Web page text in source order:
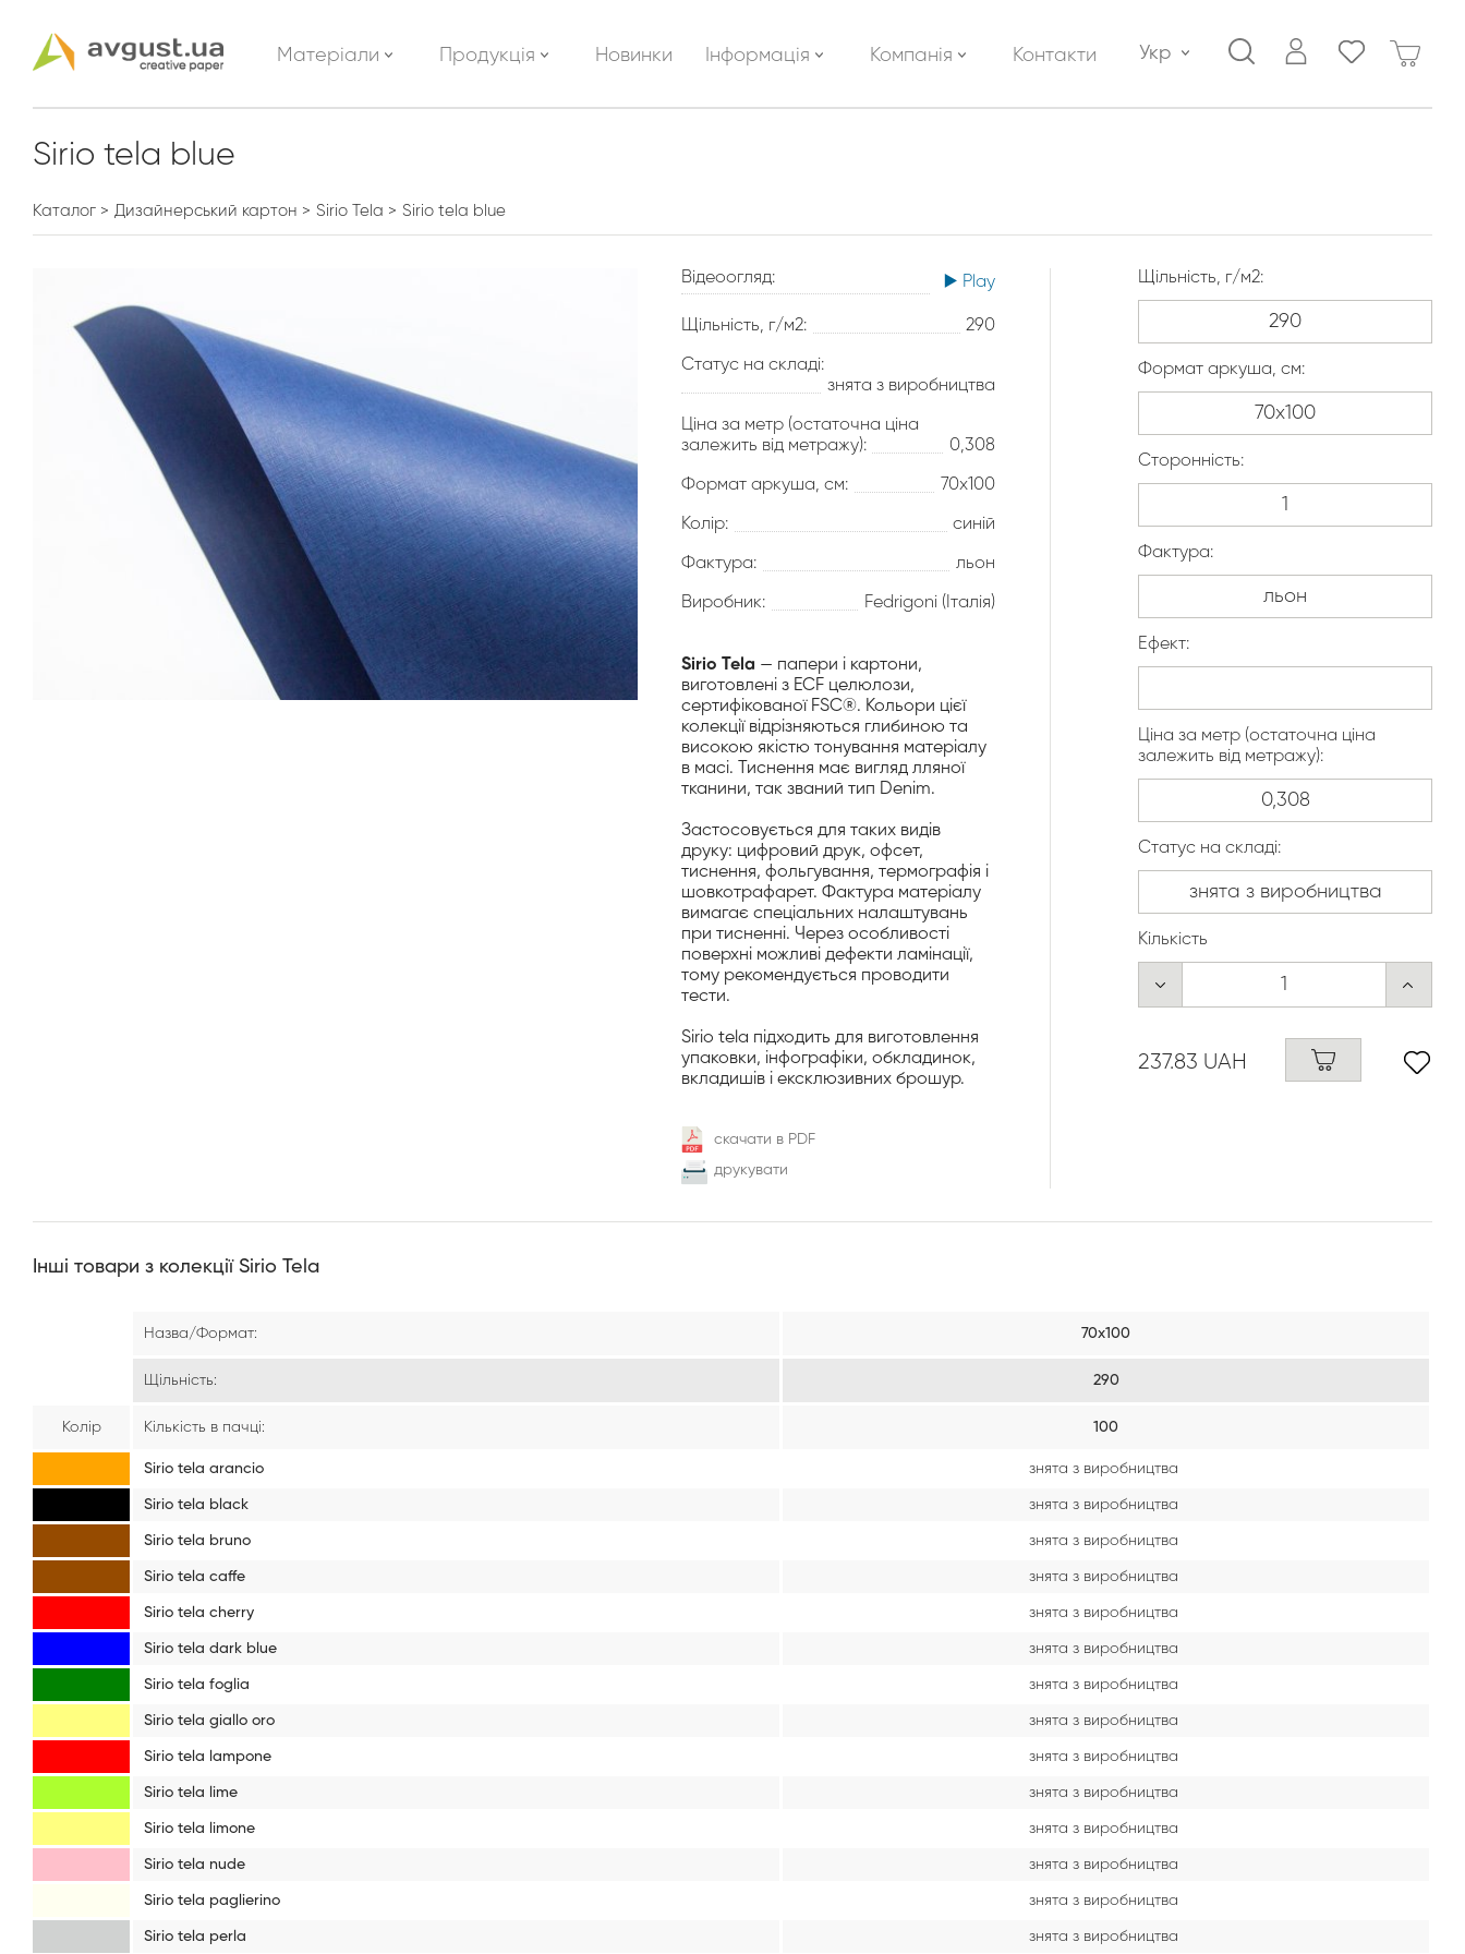
Матеріали Продукція Новинки Інформація Компанія Контакти Укр
Sirio tela blue
Каталог Дизайнерський картон Sirio Tela Sirio tela blue
Відеоогляд: ▶️ Play
Щільність, г/м2: 290
Статус на складі:
знята з виробництва
Ціна за метр (остаточна ціна
залежить від метражу):
0,308
Формат аркуша, см: 70х100
Колір: синій
Фактура: льон
Виробник: Fedrigoni (Італія)
Sirio Tela — папери і картони,
виготовлені з ECF целюлози,
сертифікованої FSC®. Кольори цієї
колекції відрізняються глибиною та
високою якістю тонування матеріалу
в масі. Тиснення має вигляд лляної
тканини, так званий тип Denim.
Застосовується для таких видів
друку: цифровий друк, офсет,
тиснення, фольгування, термографія і
шовкотрафарет. Фактура матеріалу
вимагає спеціальних налаштувань
при тисненні. Через особливості
поверхні можливі дефекти ламінації,
тому рекомендується проводити
тести.
Sirio tela підходить для виготовлення
упаковки, інфографіки, обкладинок,
вкладишів і ексклюзивних брошур.
скачати в PDF
друкувати
Щільність, г/м2:
Формат аркуша, см:
Сторонність:
Фактура:
Ефект:
Ціна за метр (остаточна ціна
залежить від метражу):
Статус на складі:
Кількість
237.83 UAH
Інші товари з колекції Sirio Tela
Назва/Формат: 70х100
Щільність: 290
Колір Кількість в пачці: 100
Sirio tela arancio знята з виробництва
Sirio tela black знята з виробництва
Sirio tela bruno знята з виробництва
Sirio tela caffe знята з виробництва
Sirio tela cherry знята з виробництва
Sirio tela dark blue знята з виробництва
Sirio tela foglia знята з виробництва
Sirio tela giallo oro знята з виробництва
Sirio tela lampone знята з виробництва
Sirio tela lime знята з виробництва
Sirio tela limone знята з виробництва
Sirio tela nude знята з виробництва
Sirio tela paglierino знята з виробництва
Sirio tela perla знята з виробництва